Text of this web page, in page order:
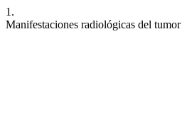
1.
Manifestaciones radiológicas del